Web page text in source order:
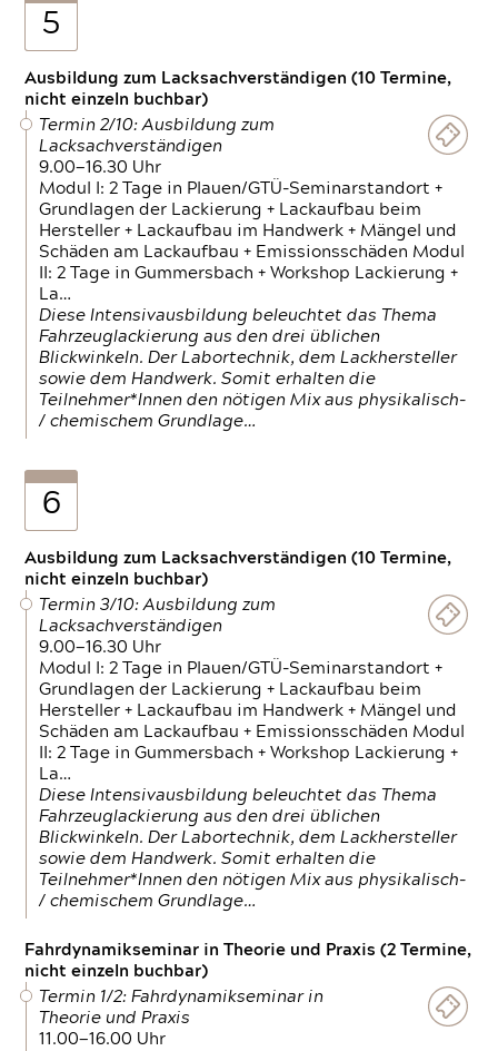
5
Ausbildung zum Lacksachverständigen (10 Termine,
nicht einzeln buchbar)
Termin 2/10: Ausbildung zum
Lacksachverständigen
9.00—16.30 Uhr
Modul I: 2 Tage in Plauen/GTÜ-Seminarstandort +
Grundlagen der Lackierung + Lackaufbau beim
Hersteller + Lackaufbau im Handwerk + Mängel und
Schäden am Lackaufbau + Emissionsschäden Modul
II: 2 Tage in Gummersbach + Workshop Lackierung +
La…
Diese Intensivausbildung beleuchtet das Thema
Fahrzeuglackierung aus den drei üblichen
Blickwinkeln. Der Labortechnik, dem Lackhersteller
sowie dem Handwerk. Somit erhalten die
Teilnehmer*Innen den nötigen Mix aus physikalisch-
/ chemischem Grundlage…
6
Ausbildung zum Lacksachverständigen (10 Termine,
nicht einzeln buchbar)
Termin 3/10: Ausbildung zum
Lacksachverständigen
9.00—16.30 Uhr
Modul I: 2 Tage in Plauen/GTÜ-Seminarstandort +
Grundlagen der Lackierung + Lackaufbau beim
Hersteller + Lackaufbau im Handwerk + Mängel und
Schäden am Lackaufbau + Emissionsschäden Modul
II: 2 Tage in Gummersbach + Workshop Lackierung +
La…
Diese Intensivausbildung beleuchtet das Thema
Fahrzeuglackierung aus den drei üblichen
Blickwinkeln. Der Labortechnik, dem Lackhersteller
sowie dem Handwerk. Somit erhalten die
Teilnehmer*Innen den nötigen Mix aus physikalisch-
/ chemischem Grundlage…
Fahrdynamikseminar in Theorie und Praxis (2 Termine,
nicht einzeln buchbar)
Termin 1/2: Fahrdynamikseminar in
Theorie und Praxis
11.00—16.00 Uhr